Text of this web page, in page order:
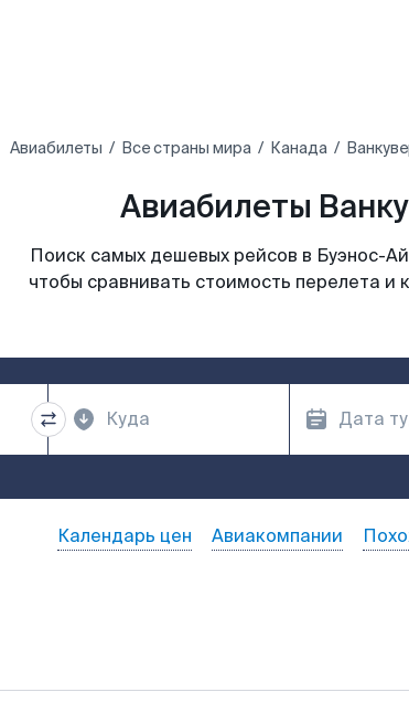
Авиабилеты Все страны мира Канада
Авиабилеты
Поиск самых дешевых рейсов в Буэнос-
чтобы сравнивать стоимость перелета и
Календарь цен Авиакомпании